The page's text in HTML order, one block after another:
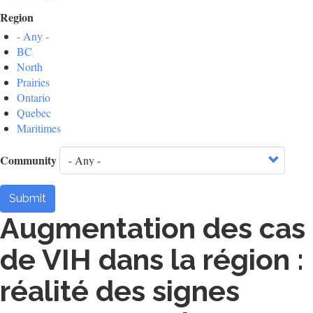
Region
- Any -
BC
North
Prairies
Ontario
Quebec
Maritimes
Community
Submit
Augmentation des cas
de VIH dans la région :
réalité des signes